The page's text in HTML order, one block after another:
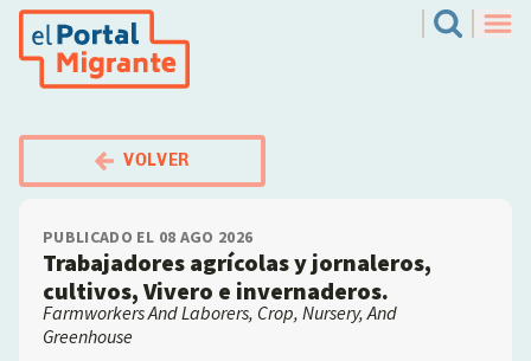
Pasar
contenido
Search
VOLVER
PUBLICADO EL 08 AGO 2026
Trabajadores agrícolas y jornaleros,
cultivos, Vivero e invernaderos.
Farmworkers And Laborers, Crop, Nursery, And
Greenhouse